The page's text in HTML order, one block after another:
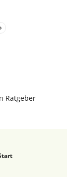
Ratgeber